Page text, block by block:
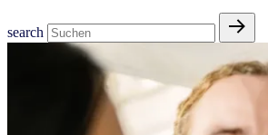
search